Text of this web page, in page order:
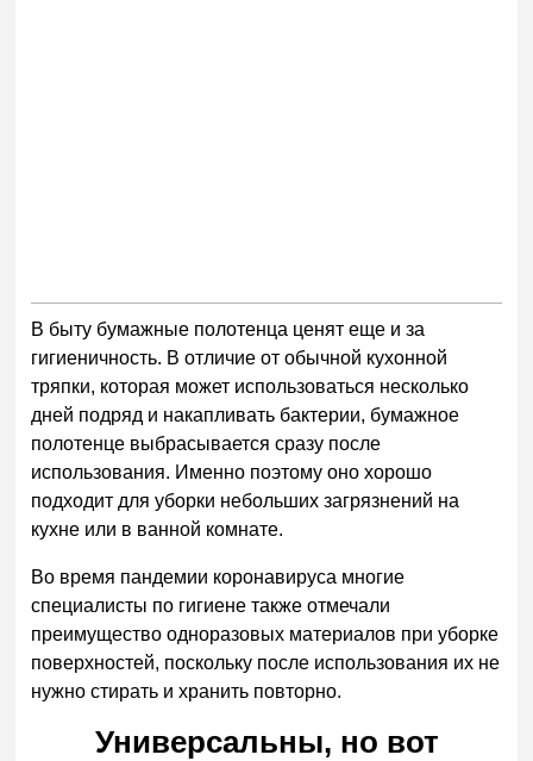
В быту бумажные полотенца ценят еще и за
гигиеничность. В отличие от обычной кухонной
тряпки, которая может использоваться несколько
дней подряд и накапливать бактерии, бумажное
полотенце выбрасывается сразу после
использования. Именно поэтому оно хорошо
подходит для уборки небольших загрязнений на
кухне или в ванной комнате.
Во время пандемии коронавируса многие
специалисты по гигиене также отмечали
преимущество одноразовых материалов при уборке
поверхностей, поскольку после использования их не
нужно стирать и хранить повторно.
Универсальны, но вот